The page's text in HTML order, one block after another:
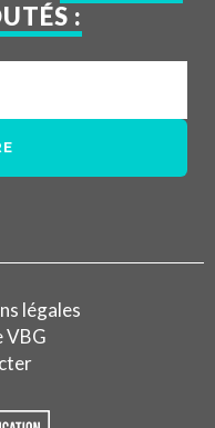
:
légales
VBG